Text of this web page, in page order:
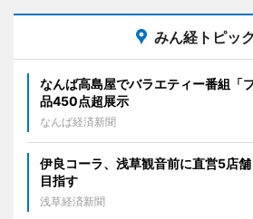
みん経トピッ
なんば高島屋でバラエティー番組
品450点超展示
なんば経済新聞
伊良コーラ、浅草観音前に直営5店
目指す
浅草経済新聞